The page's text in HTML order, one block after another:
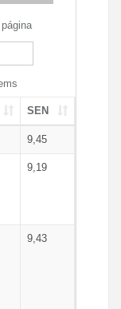
SEN
9,45
9,19
9,43